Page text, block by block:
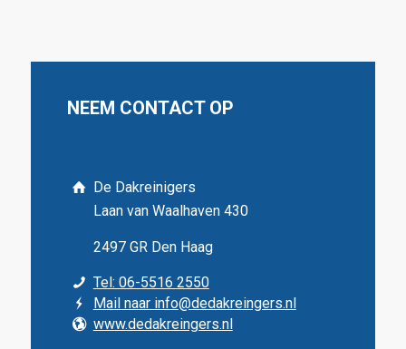
NEEM CONTACT OP
De Dakreinigers
Laan van Waalhaven 430
2497 GR Den Haag
Tel: 06-5516 2550
Mail naar info@dedakreingers.nl
www.dedakreingers.nl